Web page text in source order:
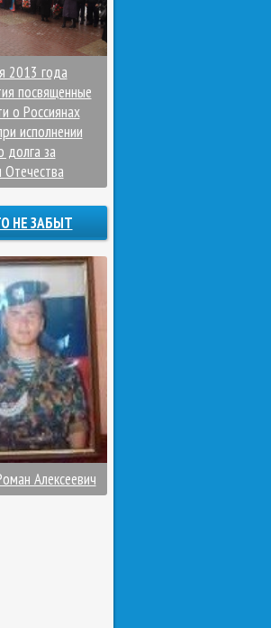
2013 года
посвященные
о Россиянах
исполнении
долга за
НЕ ЗАБЫТ
Алексеевич